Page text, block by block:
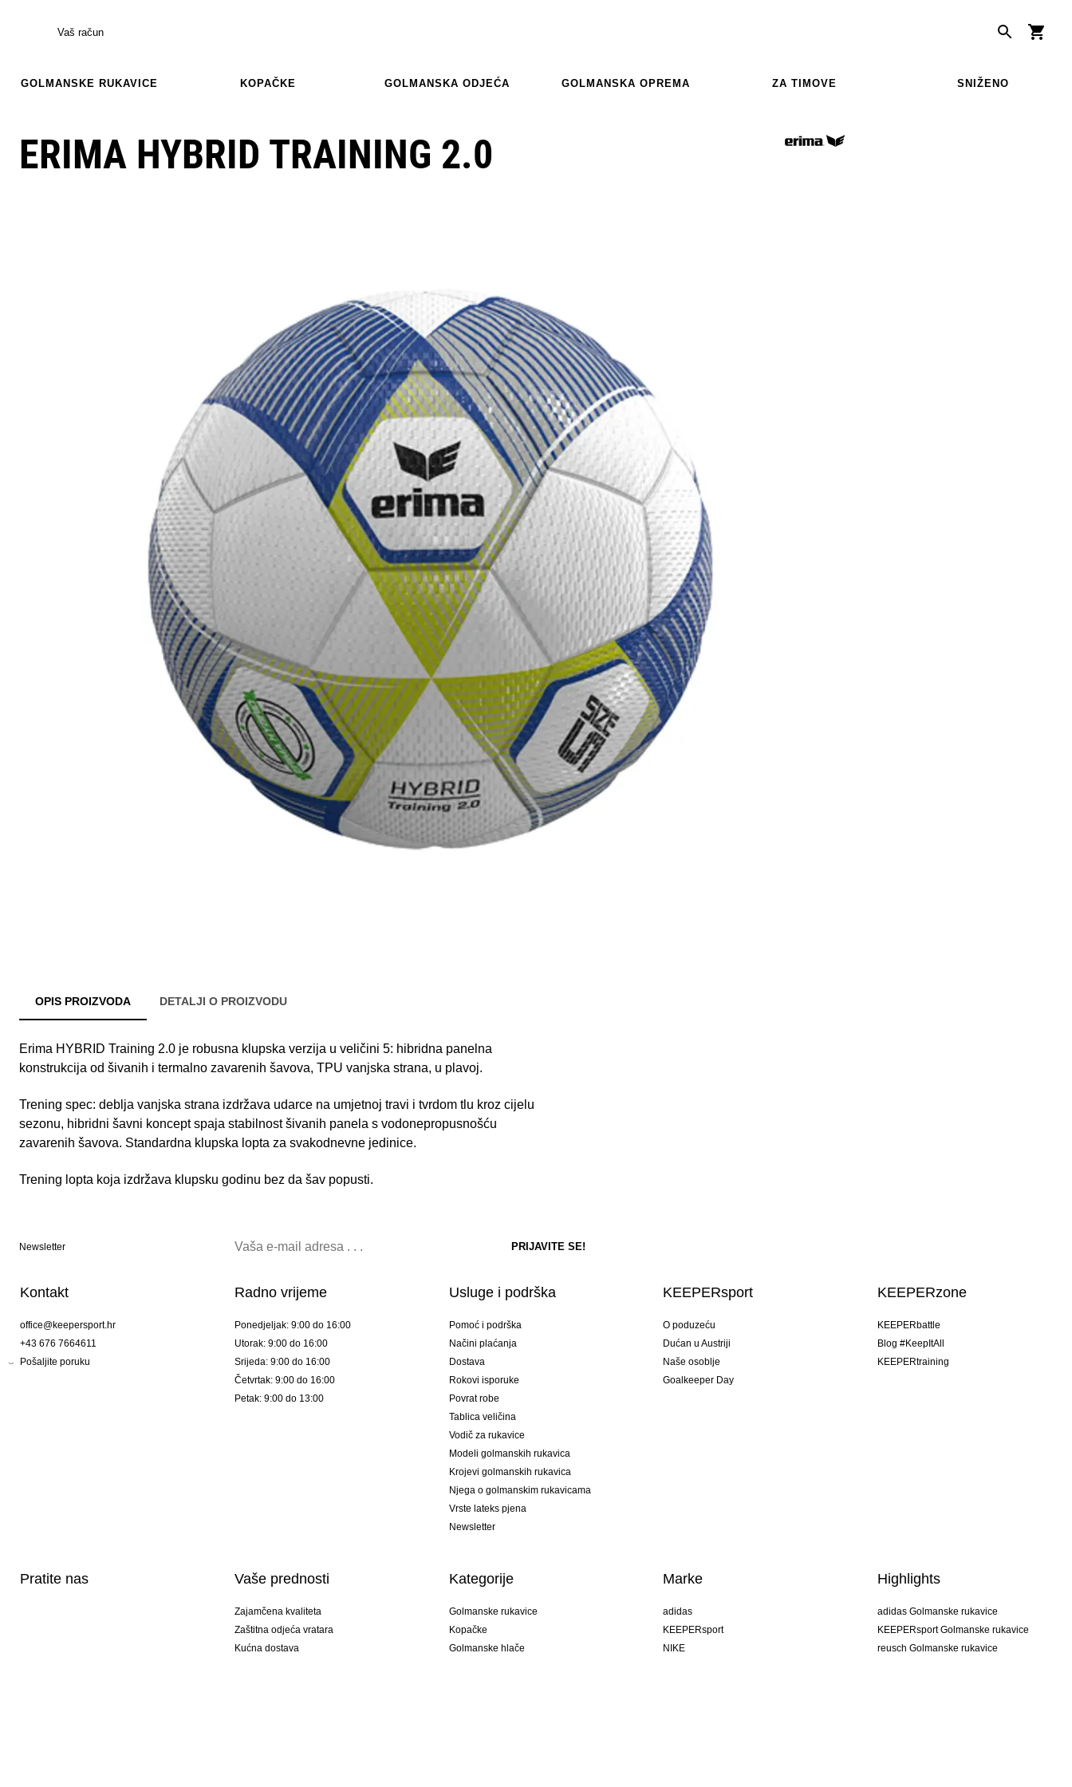
Vaš račun
GOLMANSKE RUKAVICE KOPAČKE GOLMANSKA ODJEĆA GOLMANSKA OPREMA ZA TIMOVE SNIŽENO
ERIMA HYBRID TRAINING 2.0
OPIS PROIZVODA DETALJI O PROIZVODU
Erima HYBRID Training 2.0 je robusna klupska verzija u veličini 5: hibridna panelna
konstrukcija od šivanih i termalno zavarenih šavova, TPU vanjska strana, u plavoj.
Trening spec: deblja vanjska strana izdržava udarce na umjetnoj travi i tvrdom tlu kroz cijelu
sezonu, hibridni šavni koncept spaja stabilnost šivanih panela s vodonepropusnošću
zavarenih šavova. Standardna klupska lopta za svakodnevne jedinice.
Trening lopta koja izdržava klupsku godinu bez da šav popusti.
Newsletter
Kontakt
office@keepersport.hr
+43 676 7664611
Pošaljite poruku
Radno vrijeme
Ponedjeljak: 9:00 do 16:00
Utorak: 9:00 do 16:00
Srijeda: 9:00 do 16:00
Četvrtak: 9:00 do 16:00
Petak: 9:00 do 13:00
Usluge i podrška
Pomoć i podrška
Načini plaćanja
Dostava
Rokovi isporuke
Povrat robe
Tablica veličina
Vodič za rukavice
Modeli golmanskih rukavica
Krojevi golmanskih rukavica
Njega o golmanskim rukavicama
Vrste lateks pjena
Newsletter
KEEPERsport
O poduzeću
Dućan u Austriji
Naše osoblje
Goalkeeper Day
KEEPERzone
KEEPERbattle
Blog #KeepItAll
KEEPERtraining
Pratite nas Vaše prednosti
Zajamčena kvaliteta
Zaštitna odjeća vratara
Kućna dostava
Kategorije
Golmanske rukavice
Kopačke
Golmanske hlače
Marke
adidas
KEEPERsport
NIKE
Highlights
adidas Golmanske rukavice
KEEPERsport Golmanske rukavice
reusch Golmanske rukavice